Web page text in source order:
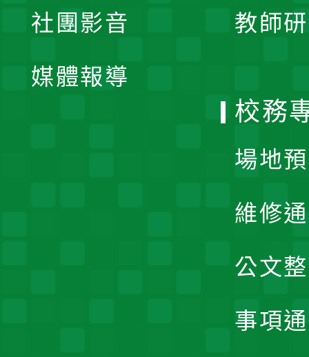
教師
社團影音
媒體報導
校務
場地
維修
公文
事項